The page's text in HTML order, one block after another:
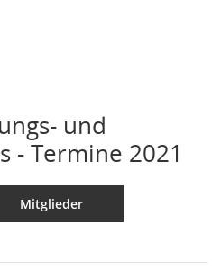
und
- Termine 2021
Mitglieder